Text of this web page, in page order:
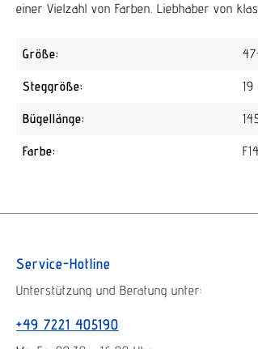
einer Vielzahl von Farben. Liebhaber von
Größe:
Steggröße: 19
Bügellänge:
Farbe:
Service-Hotline
Unterstützung und Beratung unter:
+49 7221 405190